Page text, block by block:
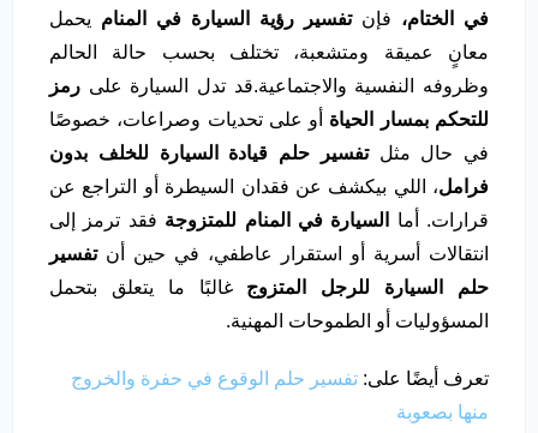
في الختام، فإنتفسير رؤية السيارة في المنام يحمل
معانٍ عميقة ومتشعبة، تختلف بحسب حالة الحالم
وظروفه النفسية والاجتماعية.قد تدل السيارة على رمز
للتحكم بمسار الحياة أو على تحديات وصراعات، خصوصًا
في حال مثلتفسير حلم قيادة السيارة للخلف بدون
فرامل، اللي بيكشف عن فقدان السيطرة أو التراجع عن
قرارات. أما
السيارة في المنام للمتزوجة فقد ترمز إلى
انتقالات أسرية أو استقرار عاطفي، في حين أنتفسير
حلم السيارة للرجل المتزوج غالبًا ما يتعلق بتحمل
المسؤوليات أو الطموحات المهنية.
تعرف أيضًا على: تفسير حلم الوقوع في حفرة والخروج
منها بصعوبة